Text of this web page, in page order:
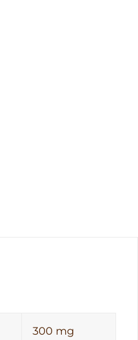
300 mg